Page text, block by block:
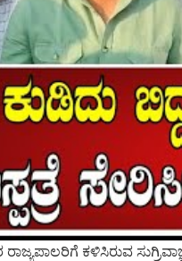
ರಾಜ್ಯಪಾಲರಿಗೆ ಕಳಿಸಿರುವ